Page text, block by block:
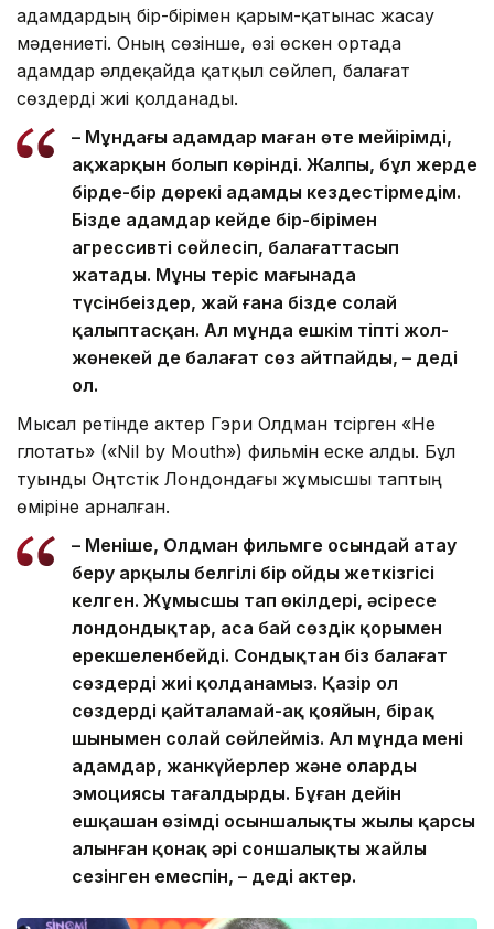
адамдардың бір-бірімен қарым-қатынас жасау
мәдениеті. Оның сөзінше, өзі өскен ортада
адамдар әлдеқайда қатқыл сөйлеп, балағат
сөздерді жиі қолданады.
– Мұндағы адамдар маған өте мейірімді,
ақжарқын болып көрінді. Жалпы, бұл жерде
бірде-бір дөрекі адамды кездестірмедім.
Бізде адамдар кейде бір-бірімен
агрессивті сөйлесіп, балағаттасып
жатады. Мұны теріс мағынада
түсінбеңіздер, жай ғана бізде солай
қалыптасқан. Ал мұнда ешкім тіпті жол-
жөнекей де балағат сөз айтпайды, – деді
ол.
Мысал ретінде актер Гэри Олдман түсірген «Не
глотать» («Nil by Mouth») фильмін еске алды. Бұл
туынды Оңтүстік Лондондағы жұмысшы таптың
өміріне арналған.
– Меніңше, Олдман фильмге осындай атау
беру арқылы белгілі бір ойды жеткізгісі
келген. Жұмысшы тап өкілдері, әсіресе
лондондықтар, аса бай сөздік қорымен
ерекшеленбейді. Сондықтан біз балағат
сөздерді жиі қолданамыз. Қазір ол
сөздерді қайталамай-ақ қояйын, бірақ
шынымен солай сөйлейміз. Ал мұнда мені
адамдар, жанкүйерлер және олардың
эмоциясы таңғалдырды. Бұған дейін
ешқашан өзімді осыншалықты жылы қарсы
алынған қонақ әрі соншалықты жайлы
сезінген емеспін, – деді актер.